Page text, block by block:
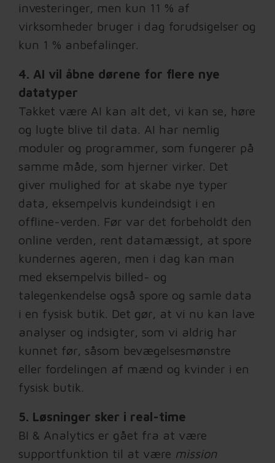
investeringer, men kun 11 % af
virksomheder bruger i dag forudsigelser og
kun 1 % anbefalinger.
4. AI vil åbne dørene for flere nye
datatyper
Takket være AI kan alt det, vi kan se, høre
og lugte blive til data. AI har nemlig
moduler og programmer, som fungerer på
samme måde, som hjerner virker. Det
giver mulighed for at skabe nye typer
data, eksempelvis kundeindsigt i en
offline-verden. Før var det forbeholdt den
online verden, rent datamæssigt, at spore
kundernes ageren, men i dag kan man
med eksempelvis billed- og
talegenkendelse også spore og samle data
i en fysisk butik. Det gør, at vi nu kan lave
analyser og indsigter, som vi aldrig har
kunnet før, såsom bevægelsesmønstre
eller fordelingen af mænd og kvinder i en
fysisk butik.
5. Løsninger sker i real-time
BI & Analytics er gået fra at være
supportfunktion til at være mission